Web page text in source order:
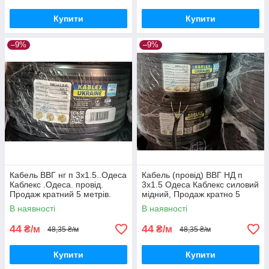
Купити Купити
–9%
Кабель ВВГ нг п 3х1.5..Одеса
Каблекс .Одеса. провід.
Продаж кратний 5 метрів.
В наявності
44 ₴/м 48,35 ₴/м
Купити
–9%
Кабель (провід) ВВГ НД п
3х1.5 Одеса Каблекс силовий
мідний, Продаж кратно 5
метрам.
В наявності
44 ₴/м 48,35 ₴/м
Купити